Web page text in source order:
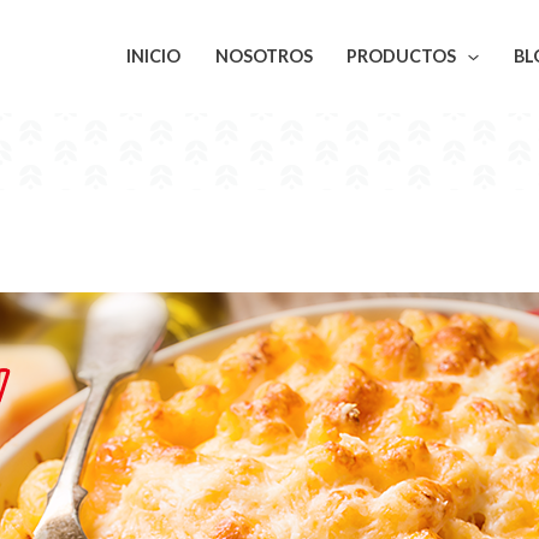
INICIO NOSOTROS PRODUCTOS